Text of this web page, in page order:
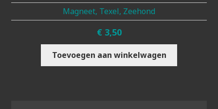
Magneet, Texel, Zeehond
€ 3,50
Toevoegen aan winkelwagen